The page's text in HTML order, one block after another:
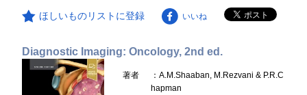
ほしいものリストに登録 いいね
Diagnostic Imaging: Oncology, 2nd ed.
著者
：A.M.Shaaban, M.Rezvani & P.R.C
hapman